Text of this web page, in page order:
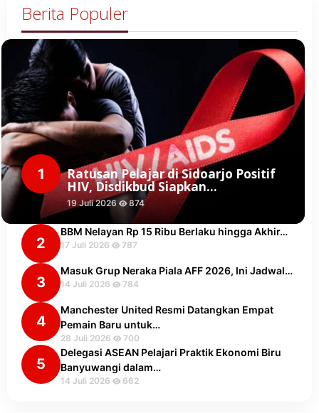
Berita Populer
1 Ratusan Pelajar di Sidoarjo Positif
HIV, Disdikbud Siapkan…
19 Juli 2026 874
2
BBM Nelayan Rp 15 Ribu Berlaku hingga Akhir…
17 Juli 2026 787
3
Masuk Grup Neraka Piala AFF 2026, Ini Jadwal…
14 Juli 2026 784
4
Manchester United Resmi Datangkan Empat
Pemain Baru untuk…
28 Juli 2026 700
5
Delegasi ASEAN Pelajari Praktik Ekonomi Biru
Banyuwangi dalam…
14 Juli 2026 662